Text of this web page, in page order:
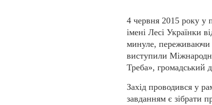
4 червня 2015 року у
імені Лесі Українки
минуле, переживаючи
виступили
Треба», громадський
Захід проводився у
завданням є зібрати